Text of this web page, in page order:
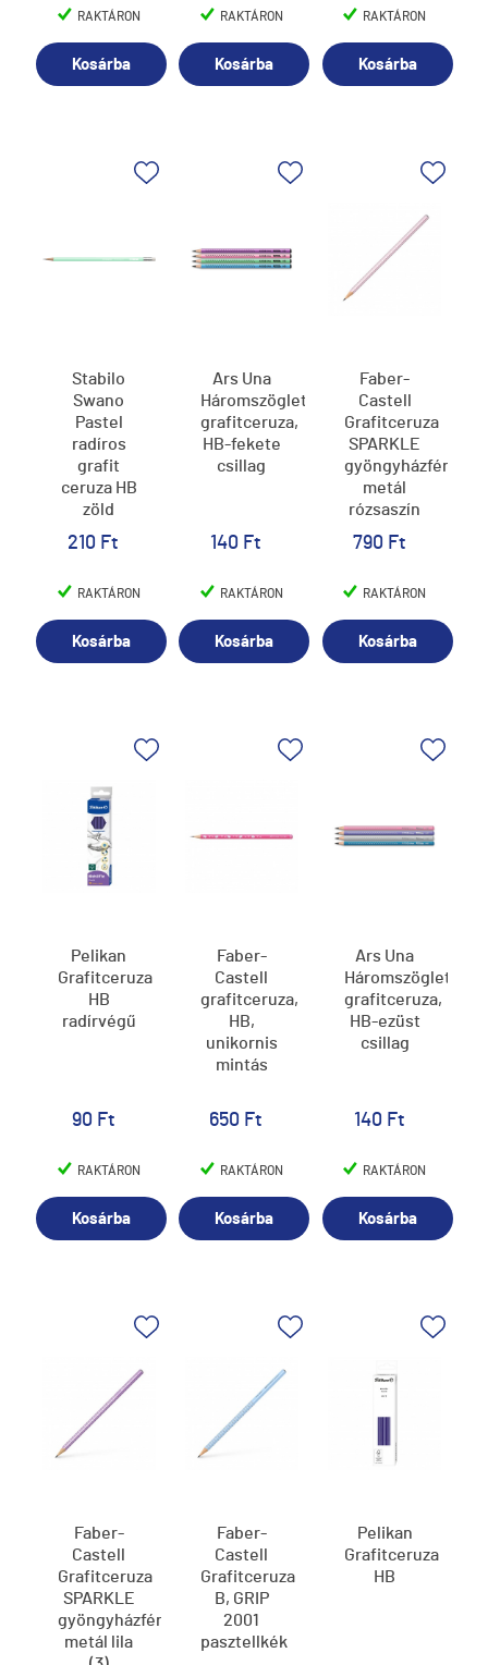
RAKTÁRON
Kosárba
RAKTÁRON
Kosárba
RAKTÁRON
Kosárba
Stabilo
Swano
Pastel
radíros
grafit
ceruza HB
zöld
210 Ft
RAKTÁRON
Kosárba
Ars Una
Háromszögletű
grafitceruza,
HB-fekete
csillag
140 Ft
RAKTÁRON
Kosárba
Faber-
Castell
Grafitceruza
SPARKLE
gyöngyházfényű
metál
rózsaszín
(3)
790 Ft
RAKTÁRON
Kosárba
Pelikan
Grafitceruza
HB
radírvégű
90 Ft
RAKTÁRON
Kosárba
Faber-
Castell
grafitceruza,
HB,
unikornis
mintás
650 Ft
RAKTÁRON
Kosárba
Ars Una
Háromszögletű
grafitceruza,
HB-ezüst
csillag
140 Ft
RAKTÁRON
Kosárba
Faber-
Castell
Grafitceruza
SPARKLE
gyöngyházfényű
metál lila
Faber-
Castell
Grafitceruza
B, GRIP
2001
pasztellkék
Pelikan
Grafitceruza
HB